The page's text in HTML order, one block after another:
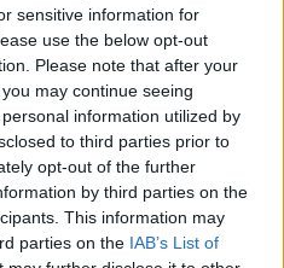
sensitive information for
use the below opt-out
Please note that after your
may continue seeing
information utilized by
to third parties prior to
opt-out of the further
by third parties on the
This information may
parties on the IAB’s List of
pomaly? Trik s